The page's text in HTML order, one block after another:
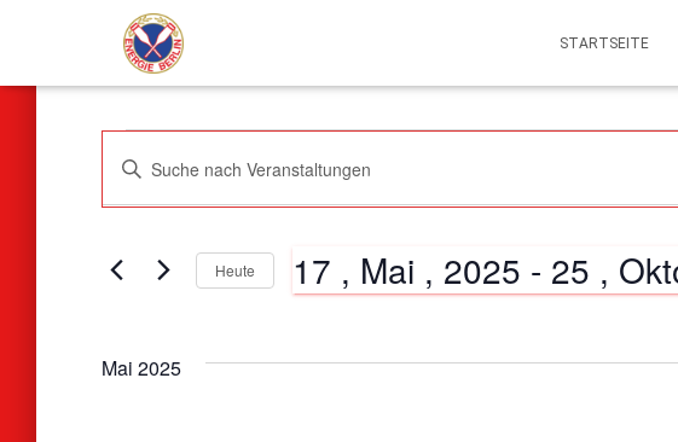
STARTSEITE
Veranstaltungen
Veranstaltungen
Ansichtennavigation
Geben
Das
Suche
Heute 17 , Mai , 2025 - 25 ,
Mai 2025